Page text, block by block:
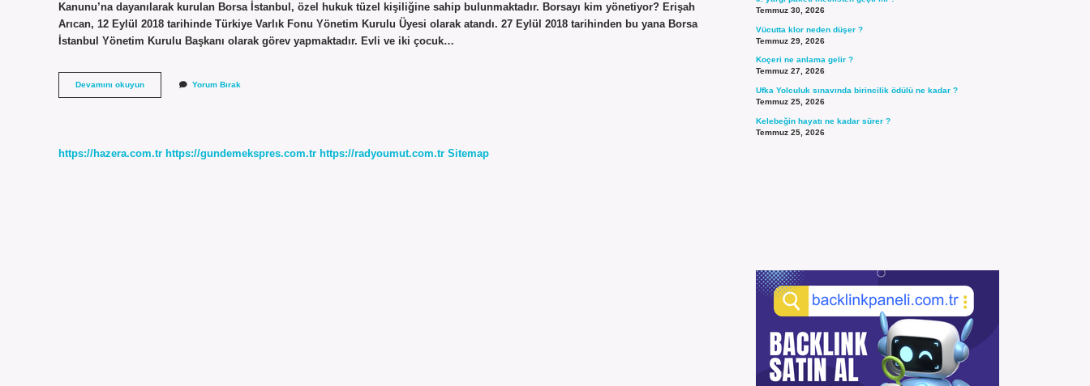
Kanunu’na dayanılarak kurulan Borsa İstanbul, özel hukuk tüzel kişiliğine sahip bulunmaktadır. Borsayı kim yönetiyor? Erişah
Arıcan, 12 Eylül 2018 tarihinde Türkiye Varlık Fonu Yönetim Kurulu Üyesi olarak atandı. 27 Eylül 2018 tarihinden bu yana Borsa
İstanbul Yönetim Kurulu Başkanı olarak görev yapmaktadır. Evli ve iki çocuk…
Devamını okuyunBorsa
İStanbul
Yorum Bırak
https://hazera.com.tr https://gundemekspres.com.tr https://radyoumut.com.tr Sitemap
Temmuz 30, 2026
Vücutta klor neden düşer ?
Temmuz 29, 2026
Koçeri ne anlama gelir ?
Temmuz 27, 2026
Ufka Yolculuk sınavında birincilik ödülü ne kadar ?
Temmuz 25, 2026
Kelebeğin hayatı ne kadar sürer ?
Temmuz 25, 2026